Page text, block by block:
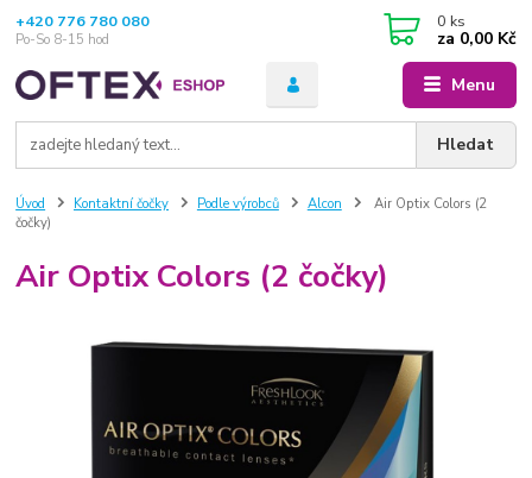
Menu
Hledat
+420 776 780 080
Po-So 8-15 hod
0 ks
za 0,00 Kč
Úvod Kontaktní čočky Podle výrobců Alcon
Air Optix Colors (2
čočky)
Air Optix Colors (2 čočky)